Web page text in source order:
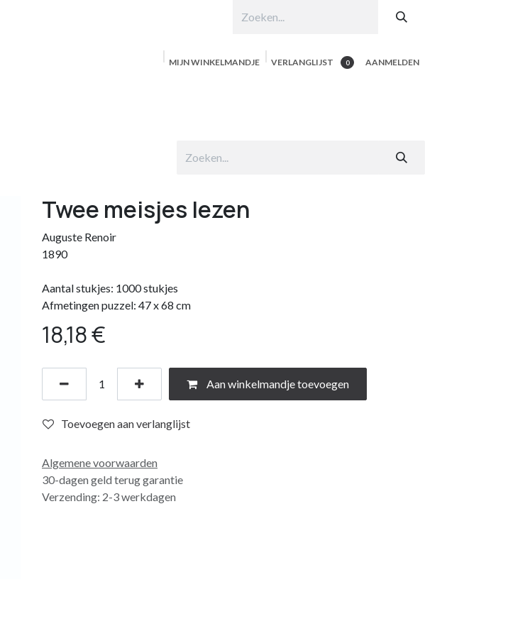
MIJN WINKELMANDJE 0
VERLANGLIJST AANMELDEN
Twee meisjes lezen
Auguste Renoir
1890
Aantal stukjes: 1000 stukjes
Afmetingen puzzel: 47 x 68 cm
18,18€
Aan winkelmandje toevoegen
Toevoegen aan verlanglijst
Algemene voorwaarden
30-dagen geld terug garantie
Verzending: 2-3 werkdagen